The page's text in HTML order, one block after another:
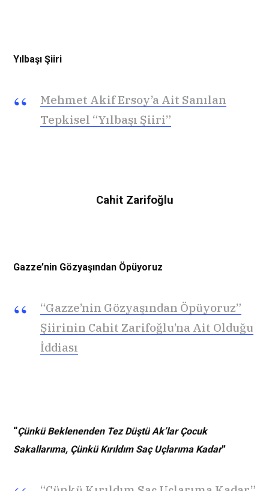
Yılbaşı Şiiri
Mehmet Akif Ersoy’a Ait Sanılan
Tepkisel “Yılbaşı Şiiri”
Cahit Zarifoğlu
Gazze’nin Gözyaşından Öpüyoruz
“Gazze’nin Gözyaşından Öpüyoruz”
Şiirinin Cahit Zarifoğlu’na Ait Olduğu
İddiası
“Çünkü Beklenenden Tez Düştü Ak’lar Çocuk
Sakallarıma, Çünkü Kırıldım Saç Uçlarıma Kadar”